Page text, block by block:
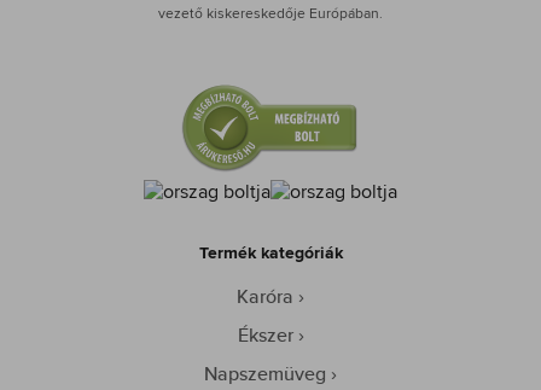
vezető kiskereskedője Európában.
Termék kategóriák
Karóra
Ékszer
Napszemüveg